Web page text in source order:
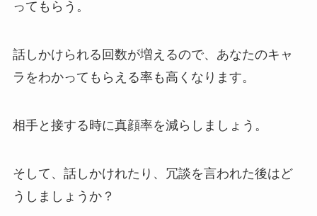
ってもらう。
話しかけられる回数が増えるので、あなたのキャ
ラをわかってもらえる率も高くなります。
相手と接する時に真顔率を減らしましょう。
そして、話しかけれたり、冗談を言われた後はど
うしましょうか？